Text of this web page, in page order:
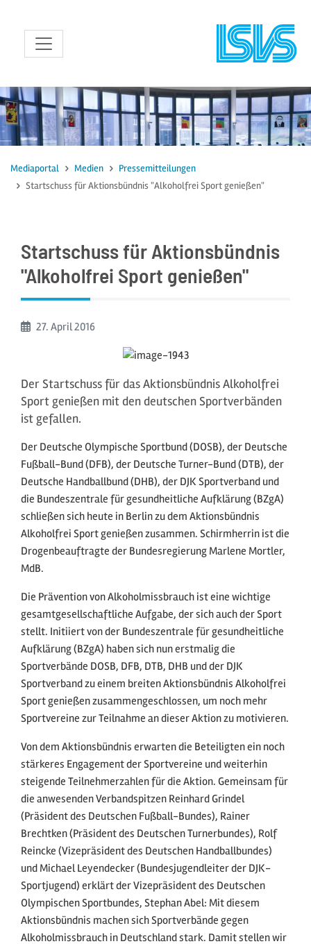
zum Inhalt
Mediaportal Medien
Pressemitteilungen
Startschuss für Aktionsbündnis "Alkoholfrei Sport genießen"
Startschuss für Aktionsbündnis
"Alkoholfrei Sport genießen"
Beginn:
27. April2016
Der Startschuss für das Aktionsbündnis Alkoholfrei
Sport genießen mit den deutschen Sportverbänden
ist gefallen.
Der Deutsche Olympische Sportbund (DOSB), der Deutsche
Fußball-Bund (DFB), der Deutsche Turner-Bund (DTB), der
Deutsche Handballbund (DHB), der DJK Sportverband und
die Bundeszentrale für gesundheitliche Aufklärung (BZgA)
schließen sich heute in Berlin zu dem Aktionsbündnis
Alkoholfrei Sport genießen zusammen. Schirmherrin ist die
Drogenbeauftragte der Bundesregierung Marlene Mortler,
MdB.
Die Prävention von Alkoholmissbrauch ist eine wichtige
gesamtgesellschaftliche Aufgabe, der sich auch der Sport
stellt. Initiiert von der Bundeszentrale für gesundheitliche
Aufklärung (BZgA) haben sich nun erstmalig die
Sportverbände DOSB, DFB, DTB, DHB und der DJK
Sportverband zu einem breiten Aktionsbündnis Alkoholfrei
Sport genießen zusammengeschlossen, um noch mehr
Sportvereine zur Teilnahme an dieser Aktion zu motivieren.
Von dem Aktionsbündnis erwarten die Beteiligten ein noch
stärkeres Engagement der Sportvereine und weiterhin
steigende Teilnehmerzahlen für die Aktion. Gemeinsam für
die anwesenden Verbandspitzen Reinhard Grindel
(Präsident des Deutschen Fußball-Bundes), Rainer
Brechtken (Präsident des Deutschen Turnerbundes), Rolf
Reincke (Vizepräsident des Deutschen Handballbundes)
und Michael Leyendecker (Bundesjugendleiter der DJK-
Sportjugend) erklärt der Vizepräsident des Deutschen
Olympischen Sportbundes, Stephan Abel: Mit diesem
Aktionsbündnis machen sich Sportverbände gegen
Alkoholmissbrauch in Deutschland stark. Damit stellen wir